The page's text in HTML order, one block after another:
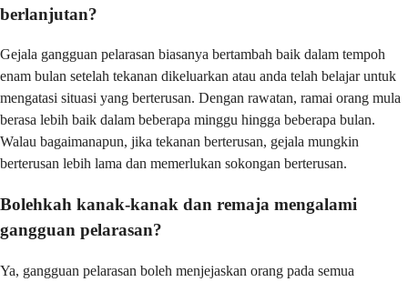
berlanjutan?
Gejala gangguan pelarasan biasanya bertambah baik dalam tempoh
enam bulan setelah tekanan dikeluarkan atau anda telah belajar untuk
mengatasi situasi yang berterusan. Dengan rawatan, ramai orang mula
berasa lebih baik dalam beberapa minggu hingga beberapa bulan.
Walau bagaimanapun, jika tekanan berterusan, gejala mungkin
berterusan lebih lama dan memerlukan sokongan berterusan.
Bolehkah kanak-kanak dan remaja mengalami
gangguan pelarasan?
Ya, gangguan pelarasan boleh menjejaskan orang pada semua